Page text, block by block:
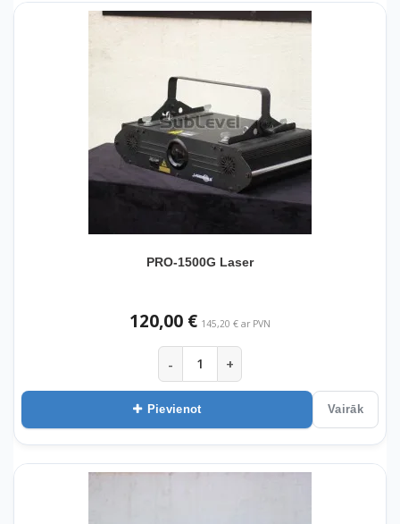
PRO-1500G Laser
120,00 € 145,20 € ar PVN
- +
Pievienot Vairāk